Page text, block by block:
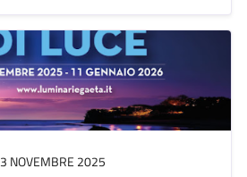
3 NOVEMBRE 2025